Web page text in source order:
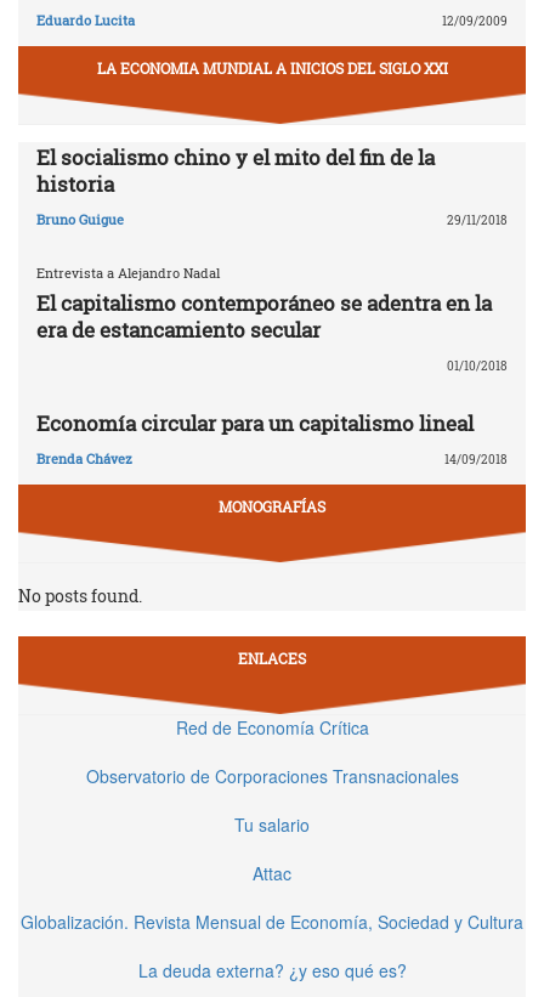
Eduardo Lucita 12/09/2009
LA ECONOMIA MUNDIAL A INICIOS DEL SIGLO XXI
El socialismo chino y el mito del fin de la
historia
Bruno Guigue 29/11/2018
Entrevista a Alejandro Nadal
El capitalismo contemporáneo se adentra en la
era de estancamiento secular
01/10/2018
Economía circular para un capitalismo lineal
Brenda Chávez 14/09/2018
MONOGRAFÍAS
No posts found.
ENLACES
Red de Economía Crítica
Observatorio de Corporaciones Transnacionales
Tu salario
Attac
Globalización. Revista Mensual de Economía, Sociedad y Cultura
La deuda externa? ¿y eso qué es?